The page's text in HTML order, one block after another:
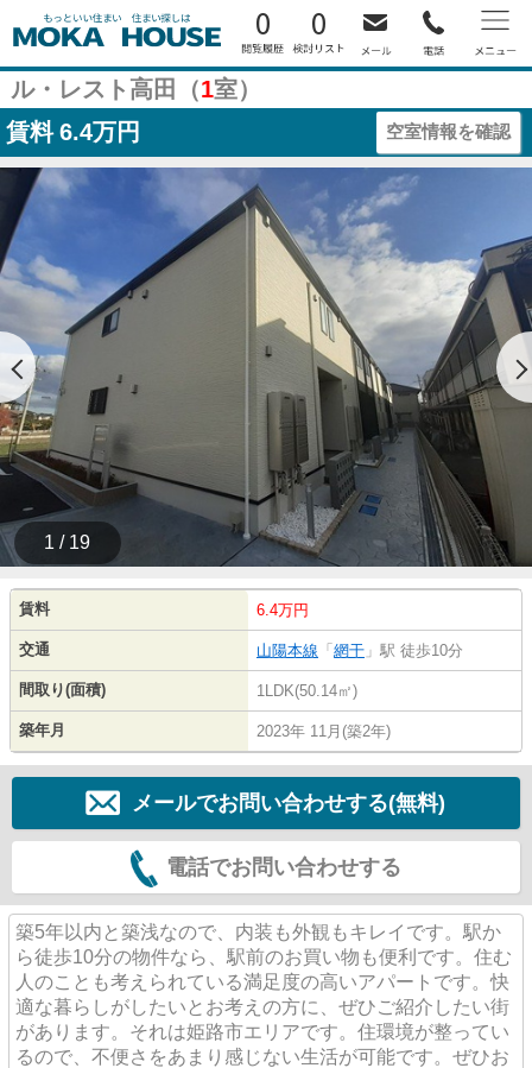
0 0
ル・レスト高田（1室）
賃料 6.4万円 空室情報を確認
1 / 19
賃料 6.4万円
交通 山陽本線 「 網干 」駅 徒歩10分
間取り(面積) 1LDK(50.14㎡)
築年月 2023年 11月(築2年)
メールでお問い合わせする(無料)
電話でお問い合わせする
築5年以内と築浅なので、内装も外観もキレイです。駅か
ら徒歩10分の物件なら、駅前のお買い物も便利です。住む
人のことも考えられている満足度の高いアパートです。快
適な暮らしがしたいとお考えの方に、ぜひご紹介したい街
があります。それは姫路市エリアです。住環境が整ってい
るので、不便さをあまり感じない生活が可能です。ぜひお